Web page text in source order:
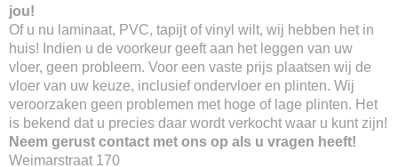
jou!
Of u nu laminaat, PVC, tapijt of vinyl wilt, wij hebben het in
huis! Indien u de voorkeur geeft aan het leggen van uw
vloer, geen probleem. Voor een vaste prijs plaatsen wij de
vloer van uw keuze, inclusief ondervloer en plinten. Wij
veroorzaken geen problemen met hoge of lage plinten. Het
is bekend dat u precies daar wordt verkocht waar u kunt zijn!
Neem gerust contact met ons op als u vragen heeft!
Weimarstraat 170